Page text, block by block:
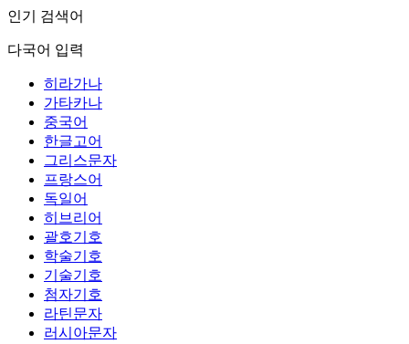
인기 검색어
다국어 입력
히라가나
가타카나
중국어
한글고어
그리스문자
프랑스어
독일어
히브리어
괄호기호
학술기호
기술기호
첨자기호
라틴문자
러시아문자